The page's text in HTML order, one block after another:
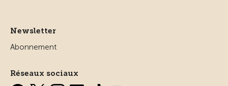
Newsletter
Abonnement
Réseaux sociaux